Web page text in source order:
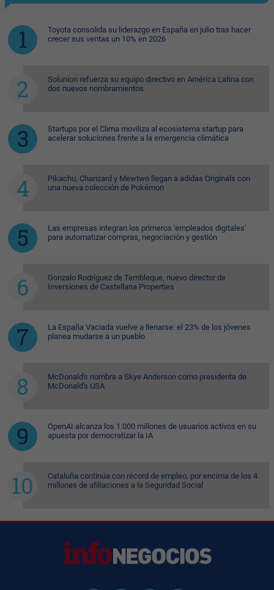
Toyota consolida su liderazgo en España en julio tras hacer
crecer sus ventas un 10% en 2026
Solunion refuerza su equipo directivo en América Latina con
dos nuevos nombramientos
Startups por el Clima moviliza al ecosistema startup para
acelerar soluciones frente a la emergencia climática
Pikachu, Charizard y Mewtwo llegan a adidas Originals con
una nueva colección de Pokémon
Las empresas integran los primeros 'empleados digitales'
para automatizar compras, negociación y gestión
Gonzalo Rodríguez de Tembleque, nuevo director de
Inversiones de Castellana Properties
La España Vaciada vuelve a llenarse: el 23% de los jóvenes
planea mudarse a un pueblo
McDonald's nombra a Skye Anderson como presidenta de
McDonald's USA
OpenAI alcanza los 1.000 millones de usuarios activos en su
apuesta por democratizar la IA
Cataluña continúa con récord de empleo, por encima de los 4
millones de afiliaciones a la Seguridad Social